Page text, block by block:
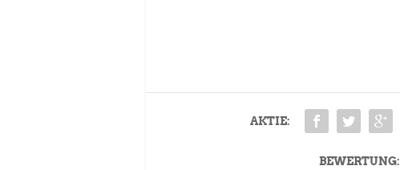
AKTIE:
BEWERTUNG: